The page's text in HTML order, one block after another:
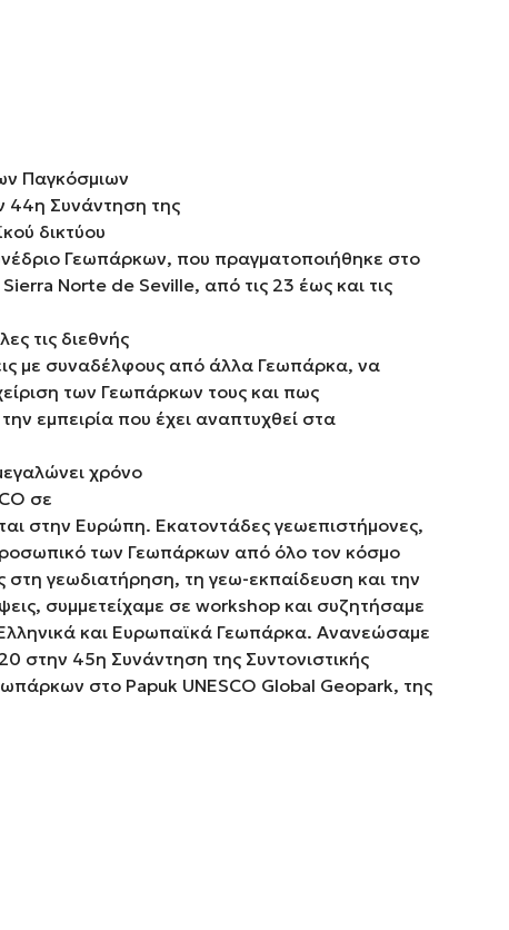
Παγκόσμιων
44η Συνάντηση της
δικτύου
Γεωπάρκων, που πραγματοποιήθηκε στο
Norte de Seville, από τις 23 έως και τις
τις διεθνής
με συναδέλφους από άλλα Γεωπάρκα, να
των Γεωπάρκων τους και πως
εμπειρία που έχει αναπτυχθεί στα
χρόνο
σε
στην Ευρώπη. Εκατοντάδες γεωεπιστήμονες,
των Γεωπάρκων από όλο τον κόσμο
στη γεωδιατήρηση, τη γεω-εκπαίδευση και την
συμμετείχαμε σε workshop και συζητήσαμε
και Ευρωπαϊκά Γεωπάρκα. Ανανεώσαμε
στην 45η Συνάντηση της Συντονιστικής
στο Papuk UNESCO Global Geopark, της